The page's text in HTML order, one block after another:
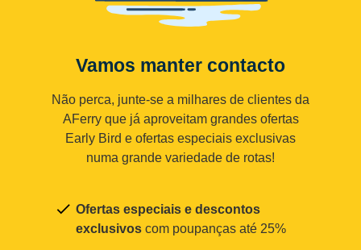
Vamos manter contacto
Não perca, junte-se a milhares de clientes da
AFerry que já aproveitam grandes ofertas
Early Bird e ofertas especiais exclusivas
numa grande variedade de rotas!
Ofertas especiais e descontos
exclusivos com poupanças até 25%